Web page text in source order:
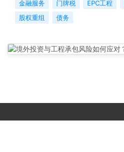
金融服务
门牌税 EPC工程
股权重组
债务